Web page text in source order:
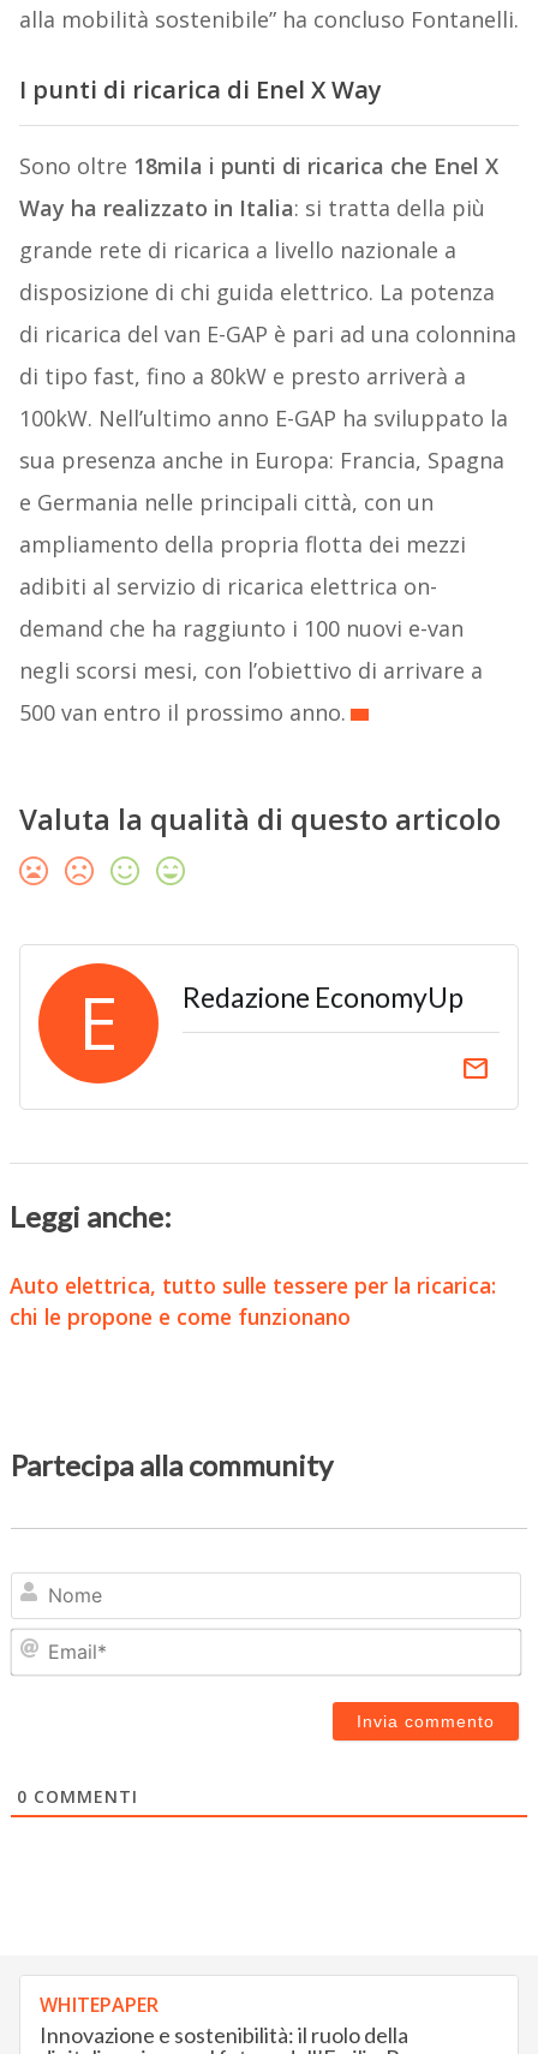
alla mobilità sostenibile” ha concluso Fontanelli.
I punti di ricarica di Enel X Way
Sono oltre 18mila i punti di ricarica che Enel X
Way ha realizzato in Italia: si tratta della più
grande rete di ricarica a livello nazionale a
disposizione di chi guida elettrico. La potenza
di ricarica del van E-GAP è pari ad una colonnina
di tipo fast, fino a 80kW e presto arriverà a
100kW. Nell’ultimo anno E-GAP ha sviluppato la
sua presenza anche in Europa: Francia, Spagna
e Germania nelle principali città, con un
ampliamento della propria flotta dei mezzi
adibiti al servizio di ricarica elettrica on-
demand che ha raggiunto i 100 nuovi e-van
negli scorsi mesi, con l’obiettivo di arrivare a
500 van entro il prossimo anno.
Valuta la qualità di questo articolo
E Redazione EconomyUp
email
Leggi anche:
Auto elettrica, tutto sulle tessere per la ricarica:
chi le propone e come funzionano
Partecipa alla community
0 COMMENTI
WHITEPAPER
Innovazione e sostenibilità: il ruolo della